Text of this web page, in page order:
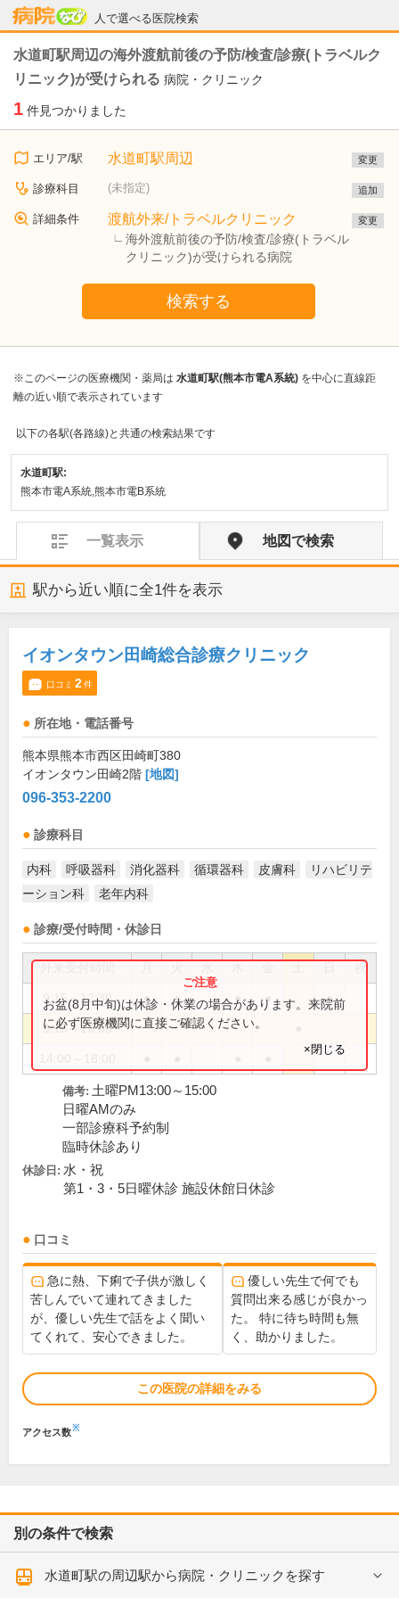
人で選べる医院検索
病院なび
水道町駅周辺の海外渡航前後の予防/検査/診療(トラベルク
リニック)が受けられる 病院・クリニック
1 件見つかりました
エリア/駅 水道町駅周辺 変更
診療科目 (未指定) 追加
詳細条件 渡航外来/トラベルクリニック
海外渡航前後の予防/検査/診療(トラベル
クリニック)が受けられる病院
変更
検索する
※このページの医療機関・薬局は 水道町駅(熊本市電A系統) を中心に直線距
離の近い順で表示されています
以下の各駅(各路線)と共通の検索結果です
水道町駅:
熊本市電A系統,熊本市電B系統
一覧表示 地図で検索
駅から近い順に全1件を表示
イオンタウン田崎総合診療クリニック
口コミ 2件
所在地・電話番号
熊本県熊本市西区田崎町380
イオンタウン田崎2階 [地図]
096-353-2200
診療科目
内科 呼吸器科 消化器科 循環器科 皮膚科
リハビリテ
ーション科
老年内科
診療/受付時間・休診日
祝
9:15～12:30 ● ● ● ● ●
9:15～15:00
お盆(8月中旬)は休診・休業の場合があります。来院前
に必ず医療機関に直接ご確認ください。
×閉じる
備考: 土曜PM13:00～15:00
日曜AMのみ
一部診療科予約制
臨時休診あり
休診日: 水・祝
第1・3・5日曜休診 施設休館日休診
口コミ
急に熱、下痢で子供が激しく
苦しんでいて連れてきました
が、優しい先生で話をよく聞い
てくれて、安心できました。
優しい先生で何でも
質問出来る感じが良かっ
た。 特に待ち時間も無
く、助かりました。
この医院の詳細をみる
アクセス数※
別の条件で検索
水道町駅の周辺駅から病院・クリニックを探す